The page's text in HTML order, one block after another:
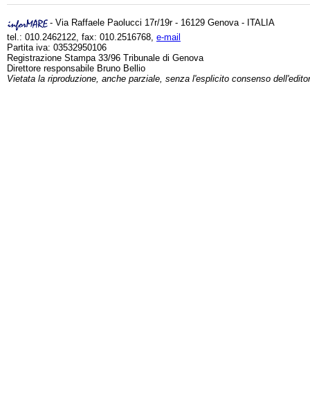
- Via Raffaele Paolucci 17r/19r - 16129 Genova - ITALIA
tel.: 010.2462122, fax: 010.2516768, e-mail
Partita iva: 03532950106
Registrazione Stampa 33/96 Tribunale di Genova
Direttore responsabile Bruno Bellio
Vietata la riproduzione, anche parziale, senza l'esplicito consenso